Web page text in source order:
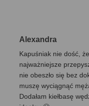
Alexandra
Kapuśniak nie dość,
najważniejsze
nie obeszło się bez
muszę wyciągnąć
Dodałam kiełbasę